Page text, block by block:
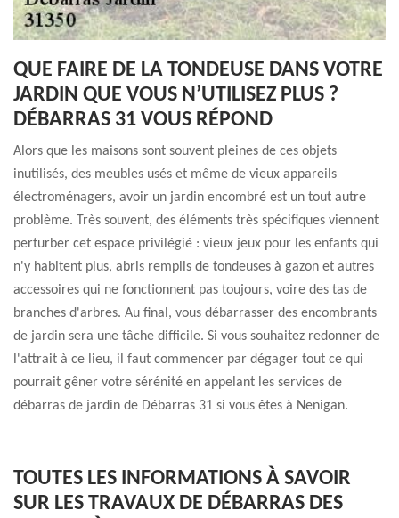
QUE FAIRE DE LA TONDEUSE DANS VOTRE
JARDIN QUE VOUS N’UTILISEZ PLUS ?
DÉBARRAS 31 VOUS RÉPOND
Alors que les maisons sont souvent pleines de ces objets
inutilisés, des meubles usés et même de vieux appareils
électroménagers, avoir un jardin encombré est un tout autre
problème. Très souvent, des éléments très spécifiques viennent
perturber cet espace privilégié : vieux jeux pour les enfants qui
n'y habitent plus, abris remplis de tondeuses à gazon et autres
accessoires qui ne fonctionnent pas toujours, voire des tas de
branches d'arbres. Au final, vous débarrasser des encombrants
de jardin sera une tâche difficile. Si vous souhaitez redonner de
l'attrait à ce lieu, il faut commencer par dégager tout ce qui
pourrait gêner votre sérénité en appelant les services de
débarras de jardin de Débarras 31 si vous êtes à Nenigan.
TOUTES LES INFORMATIONS À SAVOIR
SUR LES TRAVAUX DE DÉBARRAS DES